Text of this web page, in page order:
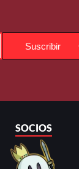
Suscribir
SOCIOS